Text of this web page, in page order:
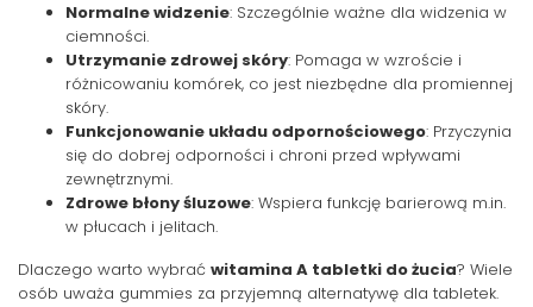
Normalne widzenie: Szczególnie ważne dla widzenia w
ciemności.
Utrzymanie zdrowej skóry: Pomaga w wzroście i
różnicowaniu komórek, co jest niezbędne dla promiennej
skóry.
Funkcjonowanie układu odpornościowego: Przyczynia
się do dobrej odporności i chroni przed wpływami
zewnętrznymi.
Zdrowe błony śluzowe: Wspiera funkcję barierową m.in.
w płucach i jelitach.
Dlaczego warto wybrać witamina A tabletki do żucia? Wiele
osób uważa gummies za przyjemną alternatywę dla tabletek.